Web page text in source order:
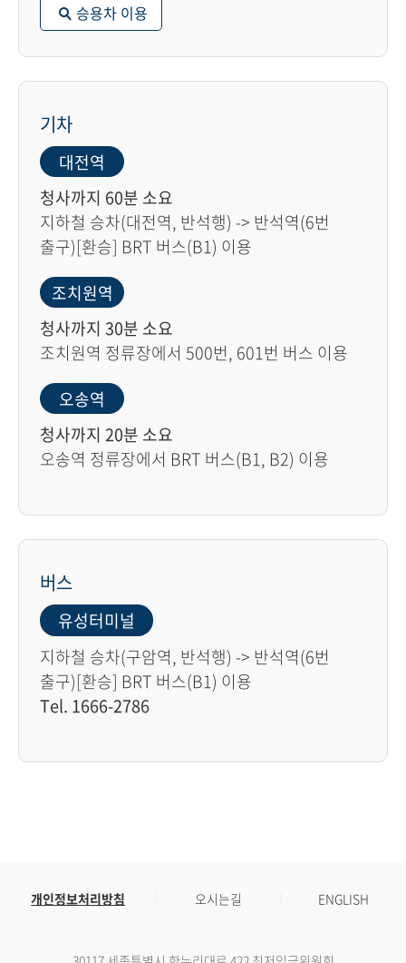
승용차 이용
기차
대전역
청사까지 60분 소요
지하철 승차(대전역, 반석행) -> 반석역(6번
출구)[환승] BRT 버스(B1) 이용
조치원역
청사까지 30분 소요
조치원역 정류장에서 500번, 601번 버스 이용
오송역
청사까지 20분 소요
오송역 정류장에서 BRT 버스(B1, B2) 이용
버스
유성터미널
지하철 승차(구암역, 반석행) -> 반석역(6번
출구)[환승] BRT 버스(B1) 이용
Tel. 1666-2786
개인정보처리방침 오시는길 ENGLISH